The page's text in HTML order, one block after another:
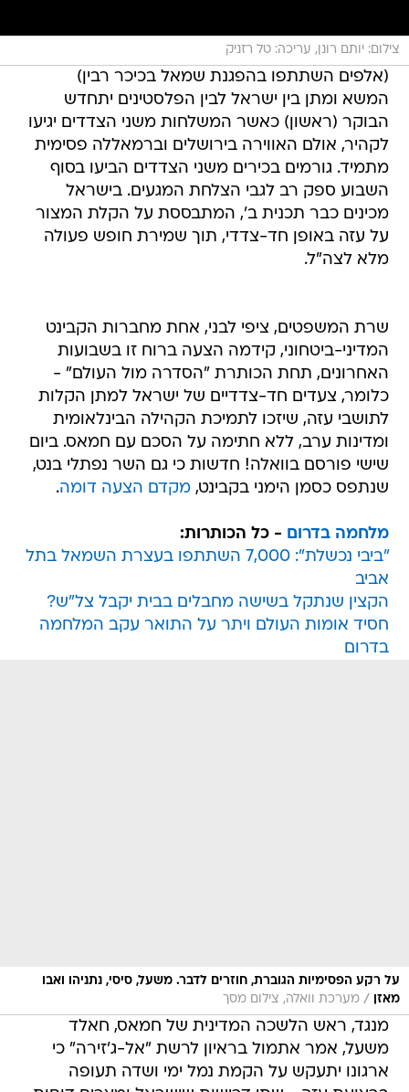
צילום: יותם רונן, עריכה: טל רזניק
(אלפים השתתפו בהפגנת שמאל בכיכר רבין)
המשא ומתן בין ישראל לבין הפלסטינים יתחדש
הבוקר (ראשון) כאשר המשלחות משני הצדדים יגיעו
לקהיר, אולם האווירה בירושלים וברמאללה פסימית
מתמיד. גורמים בכירים משני הצדדים הביעו בסוף
השבוע ספק רב לגבי הצלחת המגעים. בישראל
מכינים כבר תכנית ב', המתבססת על הקלת המצור
על עזה באופן חד-צדדי, תוך שמירת חופש פעולה
מלא לצה"ל.
שרת המשפטים, ציפי לבני, אחת מחברות הקבינט
המדיני-ביטחוני, קידמה הצעה ברוח זו בשבועות
האחרונים, תחת הכותרת "הסדרה מול העולם" -
כלומר, צעדים חד-צדדיים של ישראל למתן הקלות
לתושבי עזה, שיזכו לתמיכת הקהילה הבינלאומית
ומדינות ערב, ללא חתימה על הסכם עם חמאס. ביום
שישי פורסם בוואלה! חדשות כי גם השר נפתלי בנט,
שנתפס כסמן הימני בקבינט,מקדם הצעה דומה.
מלחמה בדרום - כל הכותרות:
"ביבי נכשלת": 7,000 השתתפו בעצרת השמאל בתל
אביב
הקצין שנתקל בשישה מחבלים בבית יקבל צל"ש?
חסיד אומות העולם ויתר על התואר עקב המלחמה
בדרום
על רקע הפסימיות הגוברת, חוזרים לדבר. משעל, סיסי, נתניהו ואבו
מאזן
/ מערכת וואלה, צילום מסך
מנגד, ראש הלשכה המדינית של חמאס, חאלד
משעל, אמר אתמול בראיון לרשת "אל-ג'זירה" כי
ארגונו יתעקש על הקמת נמל ימי ושדה תעופה